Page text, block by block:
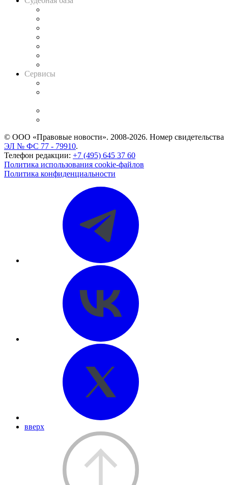
Сервисы
© ООО «Правовые новости». 2008-2026. Номер свидетельства
ЭЛ № ФС 77 - 79910.
Телефон редакции: +7 (495) 645 37 60
Политика использования cookie-файлов
Политика конфиденциальности
вверх